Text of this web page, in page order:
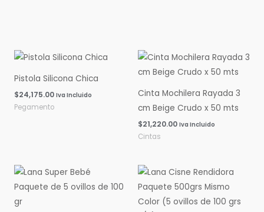
Pistola Silicona Chica
$24,175.00 Iva Incluido
Pegamento
Cinta Mochilera Rayada 3
cm Beige Crudo x 50 mts
$21,220.00 Iva Incluido
Cintas
Rango
de
precios:
Rango
de
precios:
desde
$0.00